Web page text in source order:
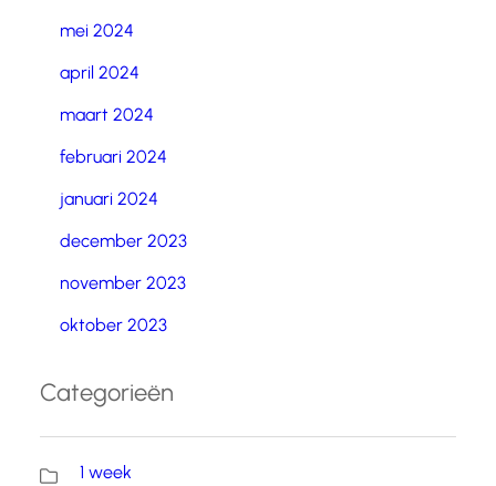
mei 2024
april 2024
maart 2024
februari 2024
januari 2024
december 2023
november 2023
oktober 2023
Categorieën
1 week